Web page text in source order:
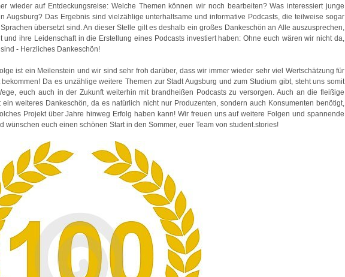
wieder auf Entdeckungsreise: Welche Themen können wir noch bearbeiten? Was interessiert junge
Augsburg? Das Ergebnis sind vielzählige unterhaltsame und informative Podcasts, die teilweise sogar
übersetzt sind. An dieser Stelle gilt es deshalb ein großes Dankeschön an Alle auszusprechen,
und ihre Leidenschaft in die Erstellung eines Podcasts investiert haben: Ohne euch wären wir nicht da,
- Herzliches Dankeschön!
ist ein Meilenstein und wir sind sehr froh darüber, dass wir immer wieder sehr viel Wertschätzung für
Da es unzählige weitere Themen zur Stadt Augsburg und zum Studium gibt, steht uns somit
euch auch in der Zukunft weiterhin mit brandheißen Podcasts zu versorgen. Auch an die fleißige
ein weiteres Dankeschön, da es natürlich nicht nur Produzenten, sondern auch Konsumenten benötigt,
Projekt über Jahre hinweg Erfolg haben kann! Wir freuen uns auf weitere Folgen und spannende
wünschen euch einen schönen Start in den Sommer, euer Team von student.stories!